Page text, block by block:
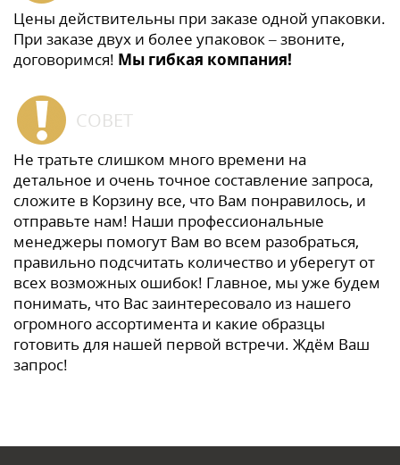
Цены действительны при заказе одной упаковки.
При заказе двух и более упаковок – звоните,
договоримся! Мы гибкая компания!
СОВЕТ
Не тратьте слишком много времени на
детальное и очень точное составление запроса,
сложите в Корзину все, что Вам понравилось, и
отправьте нам! Наши профессиональные
менеджеры помогут Вам во всем разобраться,
правильно подсчитать количество и уберегут от
всех возможных ошибок! Главное, мы уже будем
понимать, что Вас заинтересовало из нашего
огромного ассортимента и какие образцы
готовить для нашей первой встречи. Ждём Ваш
запрос!